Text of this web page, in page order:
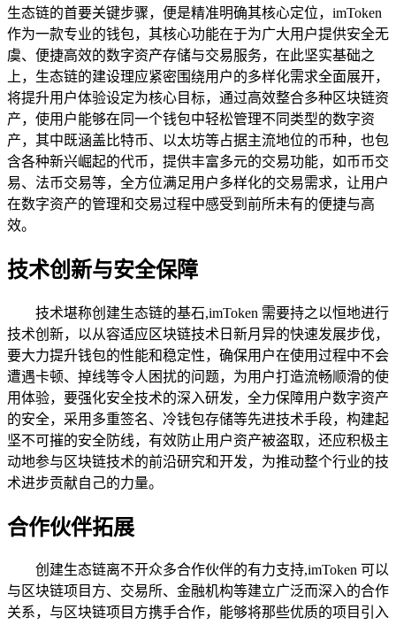
生态链的首要关键步骤，便是精准明确其核心定位，imToken
作为一款专业的钱包，其核心功能在于为广大用户提供安全无
虞、便捷高效的数字资产存储与交易服务，在此坚实基础之
上，生态链的建设理应紧密围绕用户的多样化需求全面展开，
将提升用户体验设定为核心目标，通过高效整合多种区块链资
产，使用户能够在同一个钱包中轻松管理不同类型的数字资
产，其中既涵盖比特币、以太坊等占据主流地位的币种，也包
含各种新兴崛起的代币，提供丰富多元的交易功能，如币币交
易、法币交易等，全方位满足用户多样化的交易需求，让用户
在数字资产的管理和交易过程中感受到前所未有的便捷与高
效。
技术创新与安全保障
技术堪称创建生态链的基石,imToken 需要持之以恒地进行
技术创新，以从容适应区块链技术日新月异的快速发展步伐，
要大力提升钱包的性能和稳定性，确保用户在使用过程中不会
遭遇卡顿、掉线等令人困扰的问题，为用户打造流畅顺滑的使
用体验，要强化安全技术的深入研发，全力保障用户数字资产
的安全，采用多重签名、冷钱包存储等先进技术手段，构建起
坚不可摧的安全防线，有效防止用户资产被盗取，还应积极主
动地参与区块链技术的前沿研究和开发，为推动整个行业的技
术进步贡献自己的力量。
合作伙伴拓展
创建生态链离不开众多合作伙伴的有力支持,imToken 可以
与区块链项目方、交易所、金融机构等建立广泛而深入的合作
关系，与区块链项目方携手合作，能够将那些优质的项目引入